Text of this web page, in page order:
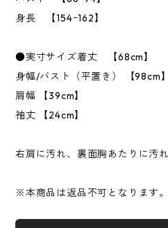
身長 【154ｰ162】
●実寸サイズ着丈 【68cm】
身幅/バスト（平置き） 【98cm】
肩幅 【39cm】
袖丈 【24cm】
右肩に汚れ、裏面胸あたりに汚れ
※本商品は返品不可となります。